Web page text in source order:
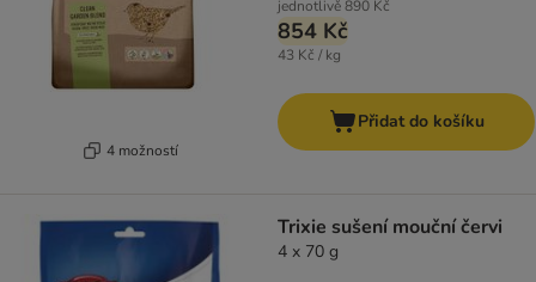
4 možností
jednotlivě890 Kč
854 Kč
43 Kč / kg
Přidat do košíku
Trixie sušení mouční červi
4 x 70 g